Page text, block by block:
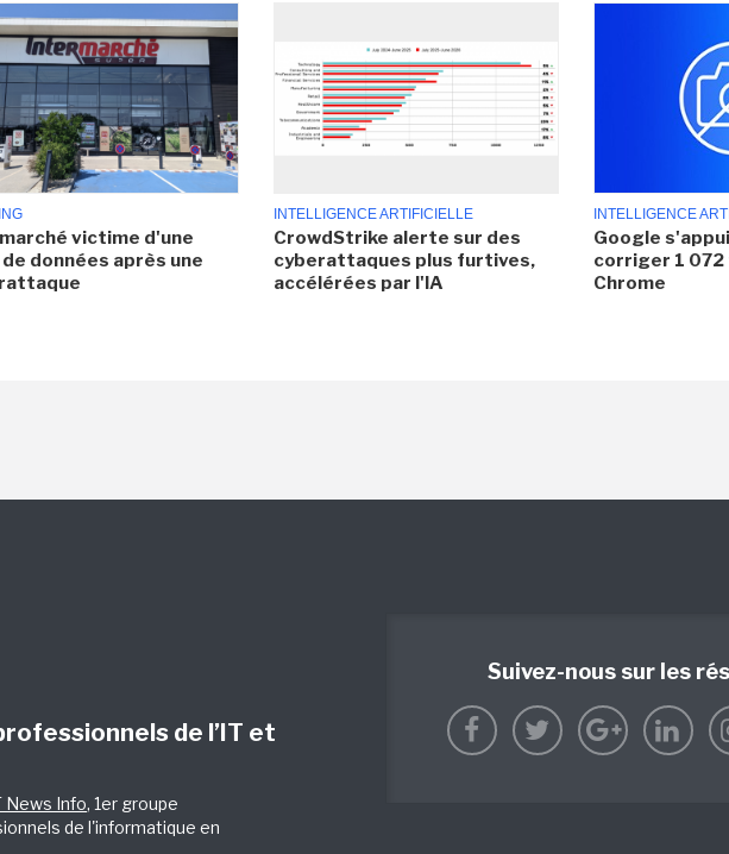
victime d'une
données après une
INTELLIGENCE ARTIFICIELLE
CrowdStrike alerte sur des
cyberattaques plus furtives,
accélérées par l'IA
INTELLIGENCE
Google
corriger 1 072
Chrome
de l’IT et
News Info, 1er groupe
de l'informatique en
Suivez-nous sur les